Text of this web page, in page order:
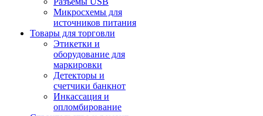
Микросхемы для
источников питания
Товары для торговли
Этикетки и
оборудование для
маркировки
Детекторы и
счетчики банкнот
Инкассация и
опломбирование